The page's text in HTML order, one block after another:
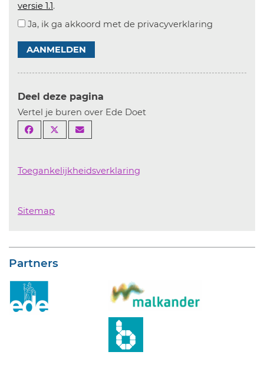
versie 1.1.
Ja, ik ga akkoord met de privacyverklaring
AANMELDEN
Deel deze pagina
Vertel je buren over Ede Doet
Toegankelijkheidsverklaring
Sitemap
Partners